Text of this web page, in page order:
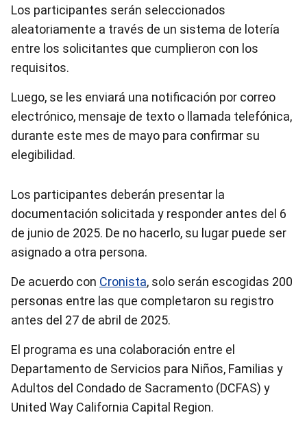
Los participantes serán seleccionados
aleatoriamente a través de un sistema de lotería
entre los solicitantes que cumplieron con los
requisitos.
Luego, se les enviará una notificación por correo
electrónico, mensaje de texto o llamada telefónica,
durante este mes de mayo para confirmar su
elegibilidad.
Los participantes deberán presentar la
documentación solicitada y responder antes del 6
de junio de 2025. De no hacerlo, su lugar puede ser
asignado a otra persona.
De acuerdo con Cronista, solo serán escogidas 200
personas entre las que completaron su registro
antes del 27 de abril de 2025.
El programa es una colaboración entre el
Departamento de Servicios para Niños, Familias y
Adultos del Condado de Sacramento (DCFAS) y
United Way California Capital Region.